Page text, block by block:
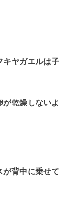
キヤガエルは子
乾燥しないよ
が背中に乗せて